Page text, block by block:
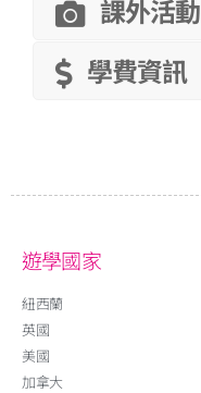
課外活動
學費資訊
遊學國家
紐西蘭
英國
美國
加拿大